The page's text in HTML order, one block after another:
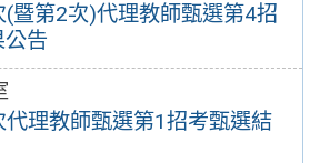
暨第2次)代理教師甄選第4招
告
理教師甄選第1招考甄選結